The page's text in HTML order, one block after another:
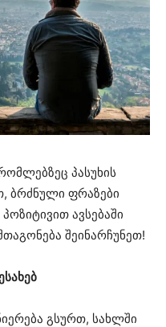
პასუხის
ბრძნული ფრაზები
ავსებაში
შეინარჩუნეთ!
გსურთ, სახლში